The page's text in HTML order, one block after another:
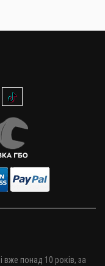
понад 10 років, за